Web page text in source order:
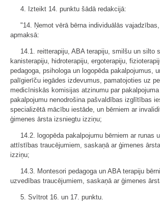
4. Izteikt 14. punktu šādā redakcijā:
"14. Ņemot vērā bērna individuālās
apmaksā:
14.1. reitterapiju, ABA terapiju, smilšu un silto
kanisterapiju, hidroterapiju, ergoterapiju,
pedagoga, psihologa un logopēda pakalpojumus,
palīgierīču iegādes izdevumus, pamatojoties uz
medicīniskās komisijas atzinumu par
pakalpojumu nenodrošina pašvaldības izglītības
specializētā mācību iestāde, un bērniem ar
ģimenes ārsta izsniegtu izziņu;
14.2. logopēda pakalpojumu bērniem ar runas
attīstības traucējumiem, saskaņā ar ģimenes
izziņu;
14.3. Montesori pedagoga un ABA terapiju
uzvedības traucējumiem, saskaņā ar ģimenes
5. Svītrot 16. un 17. punktu.